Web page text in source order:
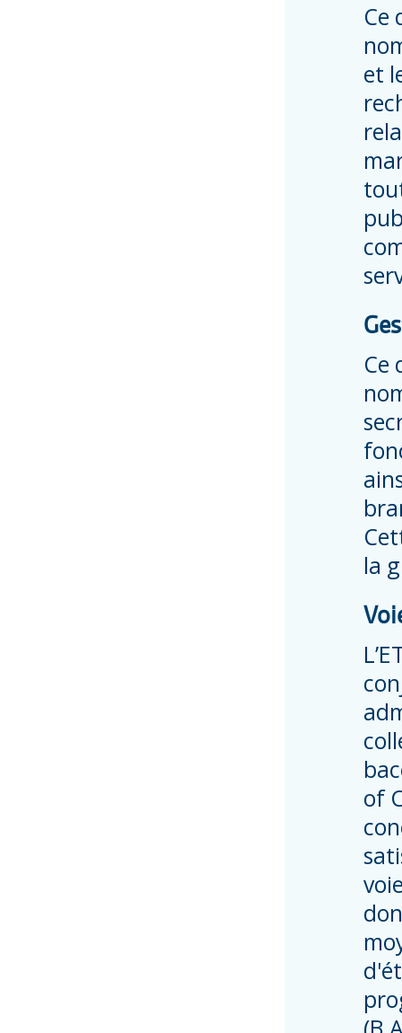
Ce
et
Ce
la
of